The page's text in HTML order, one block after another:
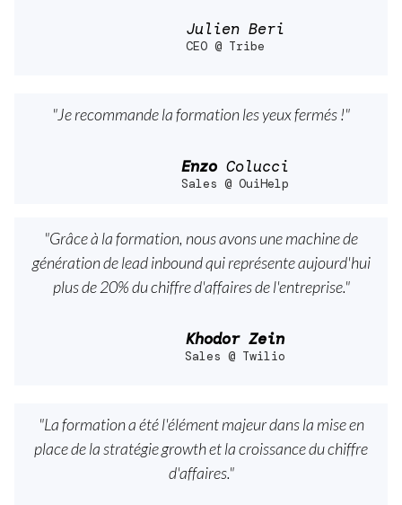
Julien Beri
CEO @ Tribe
"Je recommande la formation les yeux fermés !"
Enzo Colucci
Sales @ OuiHelp
"Grâce à la formation, nous avons une machine de
génération de lead inbound qui représente aujourd'hui
plus de 20% du chiffre d'affaires de l'entreprise."
Khodor Zein
Sales @ Twilio
"La formation a été l'élément majeur dans la mise en
place de la stratégie growth et la croissance du chiffre
d'affaires."